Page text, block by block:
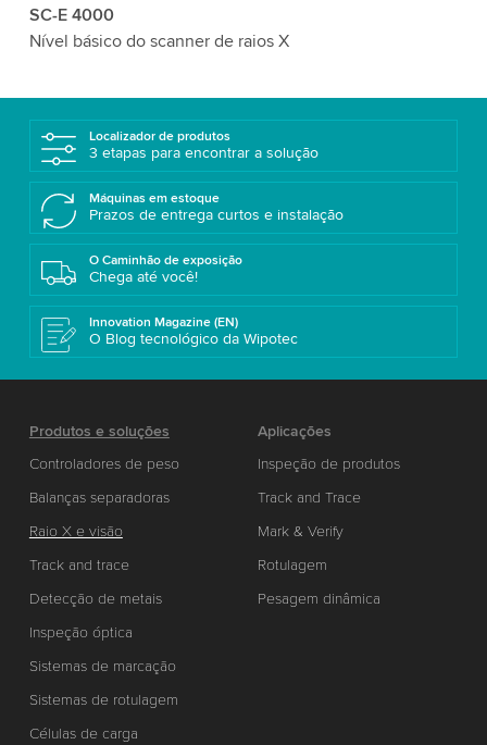
SC-E 4000
Nível básico do scanner de raios X
Localizador de produtos
3 etapas para encontrar a solução
Máquinas em estoque
Prazos de entrega curtos e instalação
O Caminhão de exposição
Chega até você!
Innovation Magazine (EN)
O Blog tecnológico da Wipotec
Produtos e soluções
Controladores de peso
Balanças separadoras
Raio X e visão
Track and trace
Detecção de metais
Inspeção óptica
Sistemas de marcação
Sistemas de rotulagem
Células de carga
Aplicações
Inspeção de produtos
Track and Trace
Mark & Verify
Rotulagem
Pesagem dinâmica